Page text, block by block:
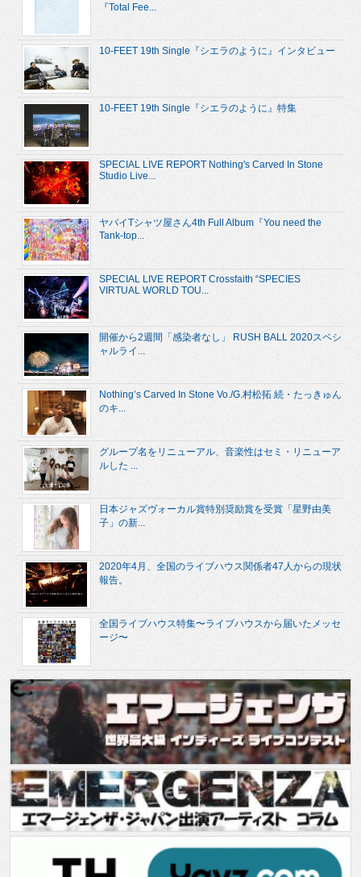
『Total Fee...
10-FEET 19th Single『シエラのように』インタビュー
10-FEET 19th Single『シエラのように』特集
SPECIAL LIVE REPORT Nothing's Carved In Stone
Studio Live...
ヤバイTシャツ屋さん4th Full Album『You need the
Tank-top...
SPECIAL LIVE REPORT Crossfaith “SPECIES
VIRTUAL WORLD TOU...
開催から2週間「感染者なし」 RUSH BALL 2020スペシ
ャルライ...
Nothing’s Carved In Stone Vo./G.村松拓 続・たっきゅん
のキ...
グループ名をリニューアル、音楽性はセミ・リニューア
ルした ...
日本ジャズヴォーカル賞特別奨励賞を受賞「星野由美
子」の新...
2020年4月、全国のライブハウス関係者47人からの現状
報告。
全国ライブハウス特集〜ライブハウスから届いたメッセ
ージ〜